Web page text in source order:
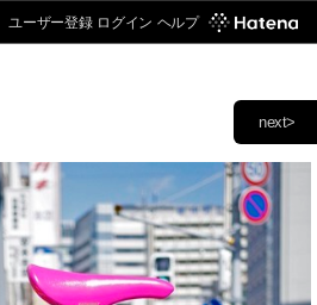
ユーザー登録 ログイン ヘルプ
next>